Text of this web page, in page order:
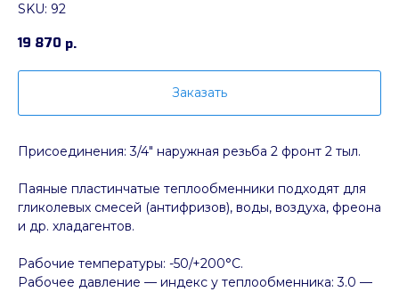
SKU: 92
19 870 р.
Заказать
Присоединения: 3/4" наружная резьба 2 фронт 2 тыл.
Паяные пластинчатые теплообменники подходят для
гликолевых смесей (антифризов), воды, воздуха, фреона
и др. хладагентов.
Рабочие температуры: -50/+200°C.
Рабочее давление — индекс у теплообменника: 3.0 —